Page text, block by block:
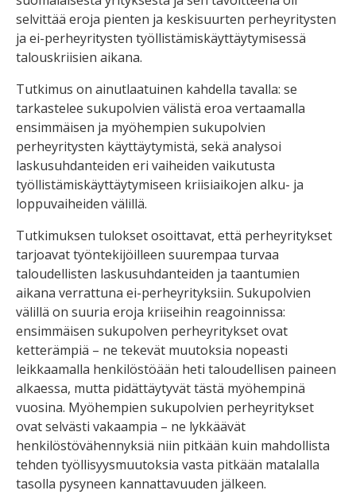
selvittää eroja pienten ja keskisuurten perheyritysten
ja ei-perheyritysten työllistämiskäyttäytymisessä
talouskriisien aikana.
Tutkimus on ainutlaatuinen kahdella tavalla: se
tarkastelee sukupolvien välistä eroa vertaamalla
ensimmäisen ja myöhempien sukupolvien
perheyritysten käyttäytymistä, sekä analysoi
laskusuhdanteiden eri vaiheiden vaikutusta
työllistämiskäyttäytymiseen kriisiaikojen alku- ja
loppuvaiheiden välillä.
Tutkimuksen tulokset osoittavat, että perheyritykset
tarjoavat työntekijöilleen suurempaa turvaa
taloudellisten laskusuhdanteiden ja taantumien
aikana verrattuna ei-perheyrityksiin. Sukupolvien
välillä on suuria eroja kriiseihin reagoinnissa:
ensimmäisen sukupolven perheyritykset ovat
ketterämpiä – ne tekevät muutoksia nopeasti
leikkaamalla henkilöstöään heti taloudellisen paineen
alkaessa, mutta pidättäytyvät tästä myöhempinä
vuosina. Myöhempien sukupolvien perheyritykset
ovat selvästi vakaampia – ne lykkäävät
henkilöstövähennyksiä niin pitkään kuin mahdollista
tehden työllisyysmuutoksia vasta pitkään matalalla
tasolla pysyneen kannattavuuden jälkeen.